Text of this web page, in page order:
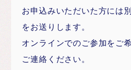
お申込みいただいた方には
をお送りします。
オンラインでのご参加をご
ご連絡ください。